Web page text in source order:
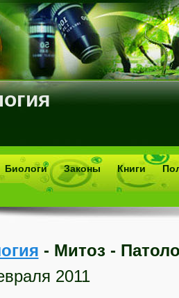
Биологи Законы Книги
- Митоз -
2011